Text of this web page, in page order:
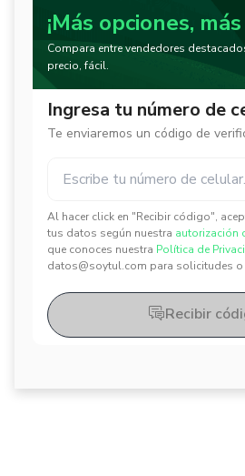
¡Más opciones,
Compara entre vendedores
precio, fácil.
Ingresa tu número de
Te enviaremos un código de
Al hacer click en "Recibir código",
tus datos según nuestra autorización
que conoces nuestra Política de
datos@soytul.com para solicitudes o
Recibir